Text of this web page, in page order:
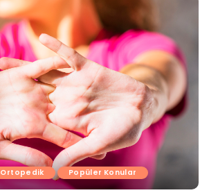
Ortopedik Popüler Konular